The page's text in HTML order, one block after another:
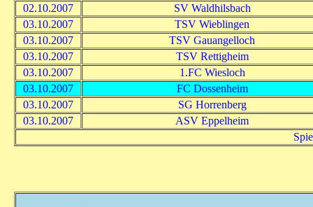
02.10.2007
SV Waldhilsbach
03.10.2007
TSV Wieblingen
03.10.2007
TSV Gauangelloch
03.10.2007
TSV Rettigheim
03.10.2007
1.FC Wiesloch
03.10.2007
FC Dossenheim
03.10.2007
SG Horrenberg
03.10.2007
ASV Eppelheim